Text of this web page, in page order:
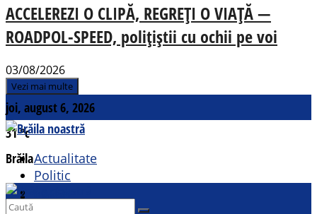
ACCELEREZI O CLIPĂ, REGREȚI O VIAȚĂ —
ROADPOL-SPEED, polițiștii cu ochii pe voi
03/08/2026
Vezi mai multe
joi, august 6, 2026
31°c
Brăila
Contact
Actualitate
Politic